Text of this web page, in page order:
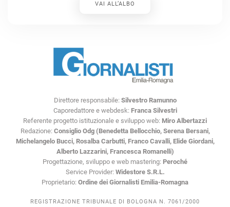
VAI ALL’ALBO
Direttore responsabile: Silvestro Ramunno
Caporedattore e webdesk: Franca Silvestri
Referente progetto istituzionale e sviluppo web: Miro Albertazzi
Redazione: Consiglio Odg (Benedetta Bellocchio, Serena Bersani,
Michelangelo Bucci, Rosalba Carbutti, Franco Cavalli, Elide Giordani,
Alberto Lazzarini, Francesca Romanelli)
Progettazione, sviluppo e web mastering: Peroché
Service Provider: Widestore S.R.L.
Proprietario: Ordine dei Giornalisti Emilia-Romagna
REGISTRAZIONE TRIBUNALE DI BOLOGNA N. 7061/2000